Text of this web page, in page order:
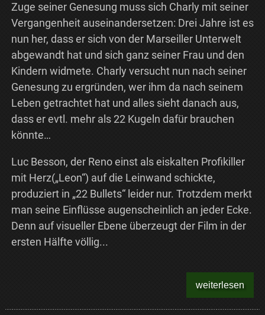
Zuge seiner Genesung muss sich Charly mit seiner
Vergangenheit auseinandersetzen: Drei Jahre ist es
nun her, dass er sich von der Marseiller Unterwelt
abgewandt hat und sich ganz seiner Frau und den
Kindern widmete. Charly versucht nun nach seiner
Genesung zu ergründen, wer ihm da nach seinem
Leben getrachtet hat und alles sieht danach aus,
dass er evtl. mehr als 22 Kugeln dafür brauchen
könnte…
Luc Besson, der Reno einst als eiskalten Profikiller
mit Herz(„Leon“) auf die Leinwand schickte,
produziert in „22 Bullets“ leider nur. Trotzdem merkt
man seine Einflüsse augenscheinlich an jeder Ecke.
Denn auf visueller Ebene überzeugt der Film in der
ersten Hälfte völlig...
weiterlesen